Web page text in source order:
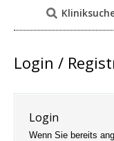
Login /
Login
Wenn Sie bereits